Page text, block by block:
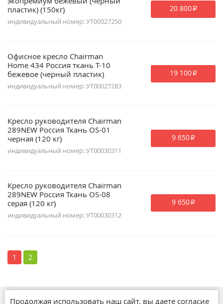
пластик) (150кг)
индивидуальный номер: УТ00027250
20 800p
Офисное кресло Chairman
Home 434 Россия ткань T-10
бежевое (черный пластик)
индивидуальный номер: УТ00027283
19 100p
Кресло руководителя Chairman
289NEW Россия Ткань OS-01
черная (120 кг)
индивидуальный номер: УТ00030311
9 650p
Кресло руководителя Chairman
289NEW Россия Ткань OS-08
серая (120 кг)
индивидуальный номер: УТ00030312
9 650p
1 2
Магазины
Продолжая использовать наш сайт, вы даете согласие